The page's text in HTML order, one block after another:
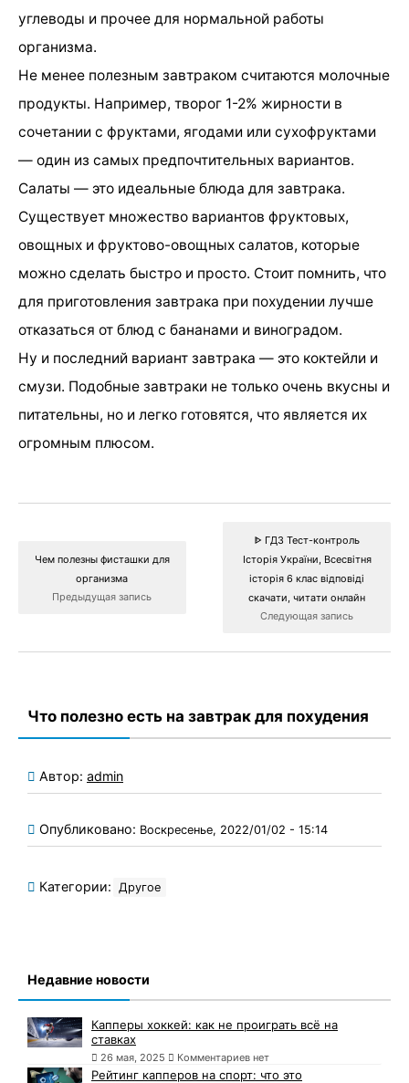
углеводы и прочее для нормальной работы
организма.
Не менее полезным завтраком считаются молочные
продукты. Например, творог 1-2% жирности в
сочетании с фруктами, ягодами или сухофруктами
— один из самых предпочтительных вариантов.
Салаты — это идеальные блюда для завтрака.
Существует множество вариантов фруктовых,
овощных и фруктово-овощных салатов, которые
можно сделать быстро и просто. Стоит помнить, что
для приготовления завтрака при похудении лучше
отказаться от блюд с бананами и виноградом.
Ну и последний вариант завтрака — это коктейли и
смузи. Подобные завтраки не только очень вкусны и
питательны, но и легко готовятся, что является их
огромным плюсом.
Чем полезны фисташки для
организма
Предыдущая запись
ᐈ ГДЗ Тест-контроль
Історія України, Всесвітня
історія 6 клас відповіді
скачати, читати онлайн
Следующая запись
Что полезно есть на завтрак для похудения
Автор: admin
Опубликовано: Воскресенье, 2022/01/02 - 15:14
Категории: Другое
Недавние новости
Капперы хоккей: как не проиграть всё на
ставках
26 мая, 2025 Комментариев нет
Рейтинг капперов на спорт: что это